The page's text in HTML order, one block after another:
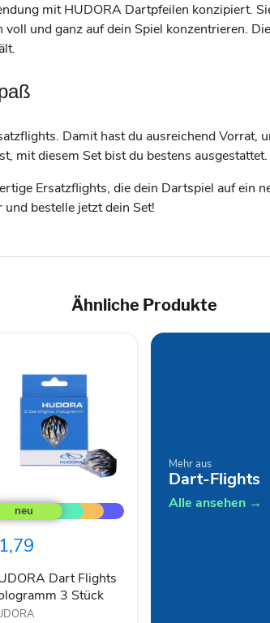
mit HUDORA Dartpfeilen konzipiert.
und ganz auf dein Spiel konzentrieren.
Damit hast du ausreichend Vorrat,
mit diesem Set bist du bestens ausgestattet.
Ersatzflights, die dein Dartspiel auf ein
bestelle jetzt dein Set!
Ähnliche Produkte
Dart Flights
3 Stück
Mehr aus
Dart-Flights
Alle ansehen →